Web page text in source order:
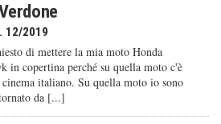
12/2019
di mettere la mia moto Honda
in copertina perché su quella moto c'è
cinema italiano. Su quella moto io sono
da [...]